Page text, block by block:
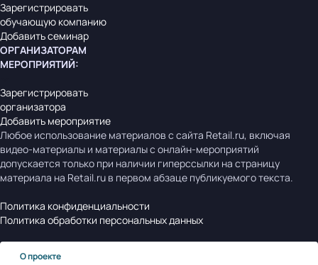
Зарегистрировать
обучающую компанию
Добавить семинар
ОРГАНИЗАТОРАМ
МЕРОПРИЯТИЙ:
Зарегистрировать
организатора
Добавить мероприятие
Любое использование материалов с сайта Retail.ru, включая
видео-материалы и материалы с онлайн-мероприятий
допускается только при наличии гиперссылки на страницу
материала на Retail.ru в первом абзаце публикуемого текста.
Политика конфиденциальности
Политика обработки персональных данных
О проекте